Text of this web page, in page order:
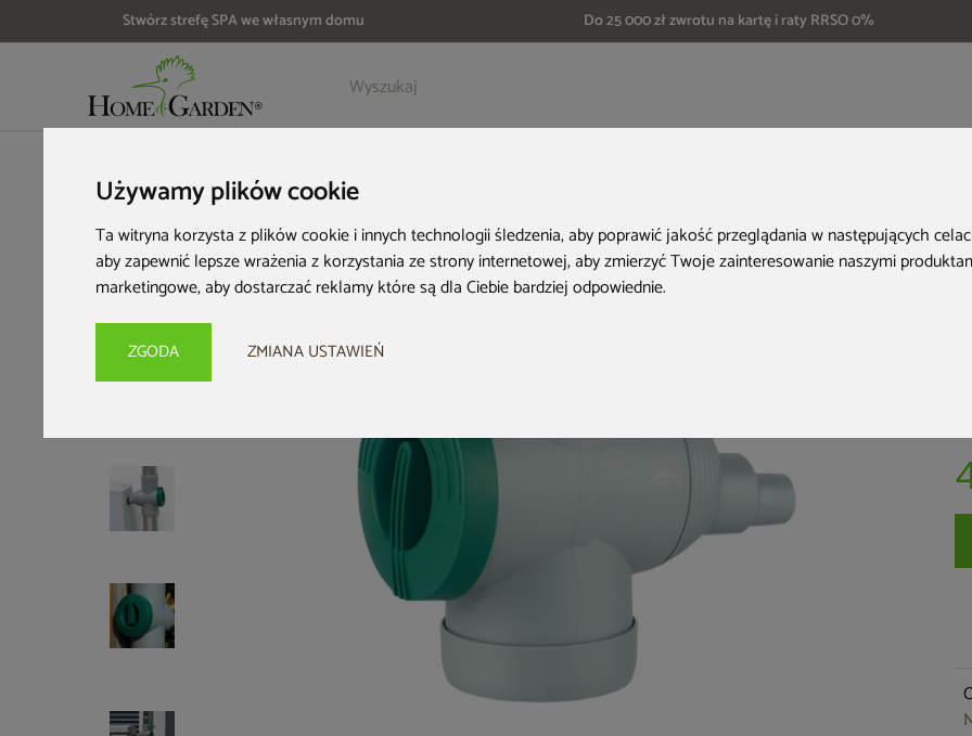
Używamy plików cookie
Ta witryna korzysta z plików cookie i innych technologii śledzenia, aby poprawić jakość przeglądania w następujących
aby zapewnić lepsze wrażenia z korzystania ze strony internetowej,aby zmierzyć Twoje zainteresowanie naszymi
marketingowe,aby dostarczać reklamy które są dla Ciebie bardziej odpowiednie.
ZGODA ZMIANA USTAWIEŃ
Stwórz strefę SPA we własnym domu Do 25 000 zł zwrotu na kartę i raty RRSO 0%
Szczegóły Opinie